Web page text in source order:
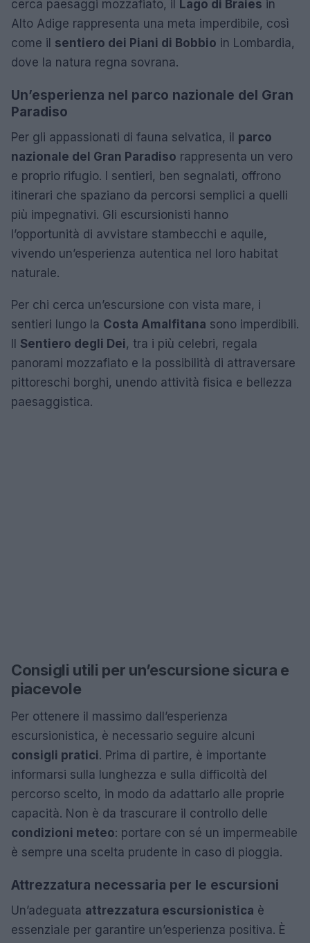
cerca paesaggi mozzafiato, il
Lago di Braies in
Alto Adige rappresenta una meta imperdibile, così
come il sentiero dei Piani di Bobbio in Lombardia,
dove la natura regna sovrana.
Un’esperienza nel parco nazionale del Gran
Paradiso
Per gli appassionati di fauna selvatica, il parco
nazionale del Gran Paradiso rappresenta un vero
e proprio rifugio. I sentieri, ben segnalati, offrono
itinerari che spaziano da percorsi semplici a quelli
più impegnativi. Gli escursionisti hanno
l’opportunità di avvistare stambecchi e aquile,
vivendo un’esperienza autentica nel loro habitat
naturale.
Per chi cerca un’escursione con vista mare, i
sentieri lungo la Costa Amalfitana sono imperdibili.
Sentiero degli Dei, tra i più celebri, regala
panorami mozzafiato e la possibilità di attraversare
pittoreschi borghi, unendo attività fisica e bellezza
paesaggistica.
Consigli utili per un’escursione sicura e
piacevole
Per ottenere il massimo dall’esperienza
escursionistica, è necessario seguire alcuni
consigli pratici. Prima di partire, è importante
informarsi sulla lunghezza e sulla difficoltà del
percorso scelto, in modo da adattarlo alle proprie
capacità. Non è da trascurare il controllo delle
condizioni meteo: portare con sé un impermeabile
è sempre una scelta prudente in caso di pioggia.
Attrezzatura necessaria per le escursioni
Un’adeguata attrezzatura escursionistica è
essenziale per garantire un’esperienza positiva. È